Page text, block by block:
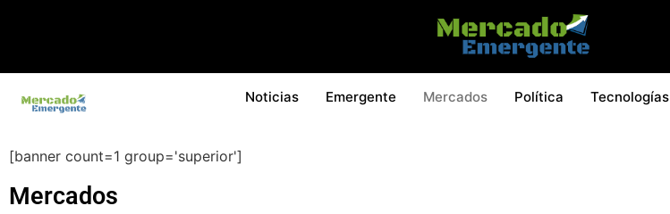
Noticias Emergente Mercados Política Tecnologías
[banner count=1 group='superior']
Mercados